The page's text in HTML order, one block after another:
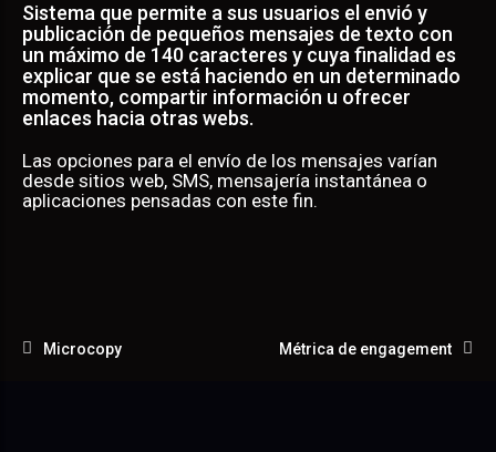
Sistema que permite a sus usuarios el envió y
publicación de pequeños mensajes de texto con
un máximo de 140 caracteres y cuya finalidad es
explicar que se está haciendo en un determinado
momento, compartir información u ofrecer
enlaces hacia otras webs.
Las opciones para el envío de los mensajes varían
desde sitios web, SMS, mensajería instantánea o
aplicaciones pensadas con este fin.
Microcopy Métrica de engagement